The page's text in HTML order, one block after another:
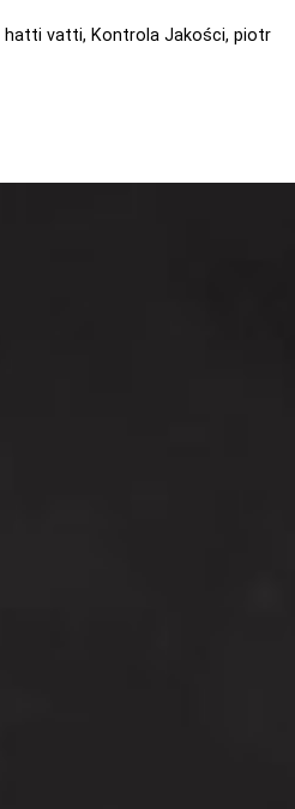
hatti vatti, Kontrola Jakości, piotr